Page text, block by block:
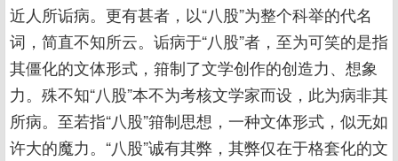
近人所诟病。更有甚者，以“八股”为整个科举的代名
词，简直不知所云。诟病于“八股”者，至为可笑的是指
其僵化的文体形式，箝制了文学创作的创造力、想象
力。殊不知“八股”本不为考核文学家而设，此为病非其
所病。至若指“八股”箝制思想，一种文体形式，似无如
许大的魔力。“八股”诚有其弊，其弊仅在于格套化的文